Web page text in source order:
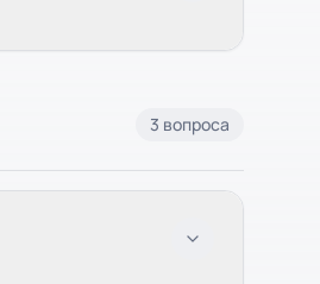
3 вопроса